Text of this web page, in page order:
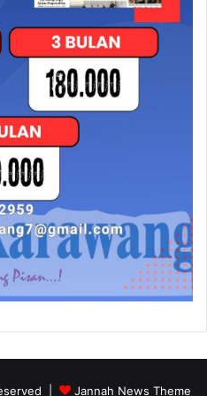
| Jannah News Theme